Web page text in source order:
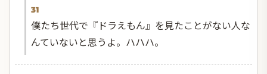
31
僕たち世代で『ドラえもん』を見たことがない人な
んていないと思うよ。ハハハ。